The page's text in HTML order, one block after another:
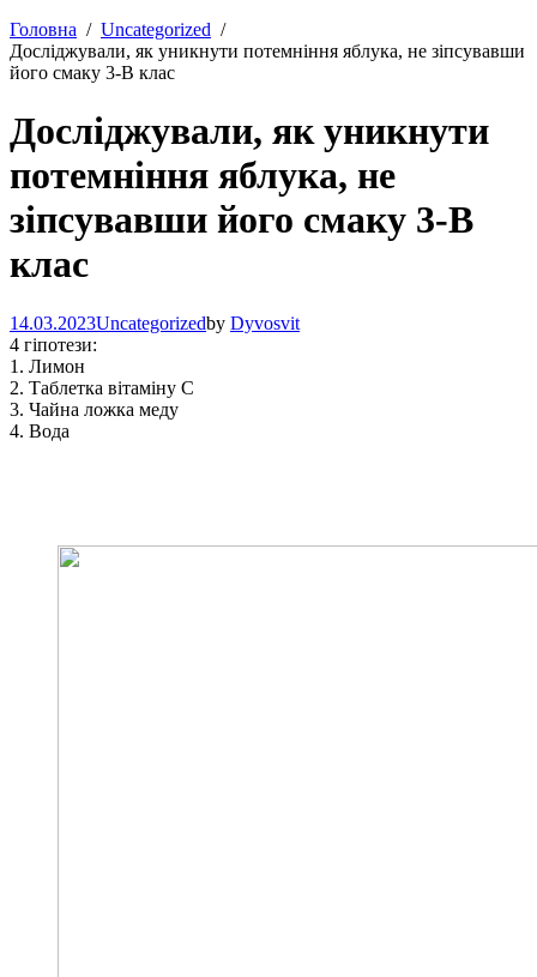
Головна
Uncategorized
Досліджували, як уникнути потемніння яблука, не зіпсувавши
його смаку 3-В клас
Досліджували, як уникнути
потемніння яблука, не
зіпсувавши його смаку 3-В
клас
14.03.2023Uncategorizedby Dyvosvit
4 гіпотези:
1. Лимон
2. Таблетка вітаміну С
3. Чайна ложка меду
4. Вода